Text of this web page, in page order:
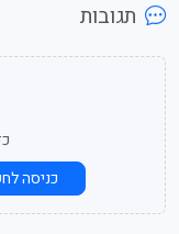
תגובות
כניסה